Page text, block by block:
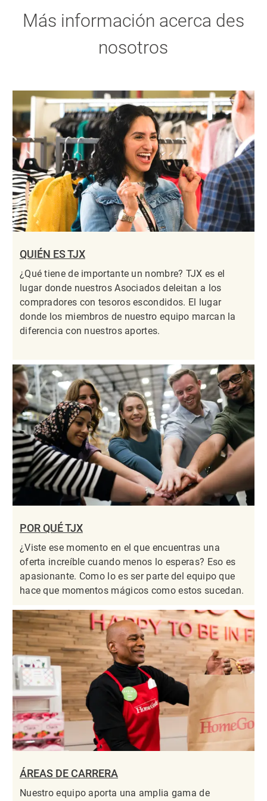
Más información acerca des
nosotros
QUIÉN ES TJX
¿Qué tiene de importante un nombre? TJX es el
lugar donde nuestros Asociados deleitan a los
compradores con tesoros escondidos. El lugar
donde los miembros de nuestro equipo marcan la
diferencia con nuestros aportes.
POR QUÉ TJX
¿Viste ese momento en el que encuentras una
oferta increíble cuando menos lo esperas? Eso es
apasionante. Como lo es ser parte del equipo que
hace que momentos mágicos como estos sucedan.
ÁREAS DE CARRERA
Nuestro equipo aporta una amplia gama de